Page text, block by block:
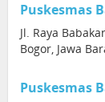
Puskesmas
Jl. Raya
Bogor, Jawa
Puskesmas